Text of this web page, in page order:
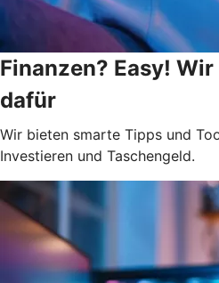
Finanzen? Easy!
dafür
Wir bieten smarte Tipps und
Investieren und Taschengeld.